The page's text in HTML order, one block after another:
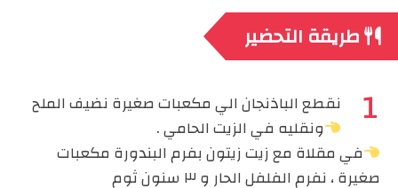
طريقة التحضير
نقطع الباذنجان الي مكعبات صغيرة نضيف الملح
ونقليه في الزيت الحامي .
في مقلاة مع زيت زيتون بفرم البندورة مكعبات
صغيرة ، نفرم الفلفل الحار و ٣ سنون ثوم